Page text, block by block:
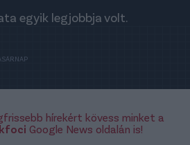
egyik legjobbja volt.
hírekért kövess minket a
Google News oldalán is!